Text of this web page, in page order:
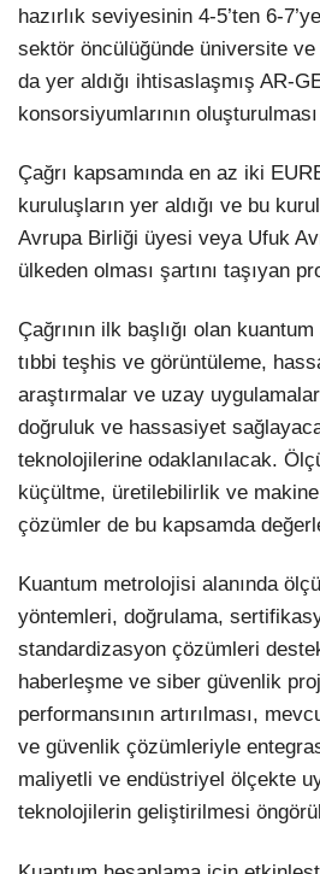
hazırlık seviyesinin 4-5’ten 6-
sektör öncülüğünde üniversite ve
da yer aldığı ihtisaslaşmış AR-
konsorsiyumlarının
Çağrı kapsamında en az iki
kuruluşların yer aldığı ve bu
Avrupa Birliği üyesi veya Ufuk
ülkeden olması şartını taşıyan
Çağrının ilk başlığı olan
tıbbi teşhis ve görüntüleme,
araştırmalar ve uzay
doğruluk ve hassasiyet
teknolojilerine odaklanılacak.
küçültme, üretilebilirlik ve
çözümler de bu kapsamda
Kuantum metrolojisi alanında
yöntemleri, doğrulama,
standardizasyon çözümleri
haberleşme ve siber güvenlik
performansının artırılması,
ve güvenlik çözümleriyle
maliyetli ve endüstriyel ölçekte
teknolojilerin geliştirilmesi